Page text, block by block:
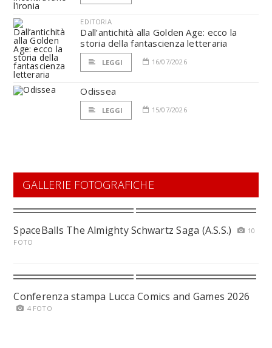
EDITORIA
Dall’antichità alla Golden Age: ecco la
storia della fantascienza letteraria
LEGGI 16/07/2026
Odissea
LEGGI 15/07/2026
GALLERIE FOTOGRAFICHE
SpaceBalls The Almighty Schwartz Saga (A.S.S.)
10
FOTO
Conferenza stampa Lucca Comics and Games 2026
4 FOTO